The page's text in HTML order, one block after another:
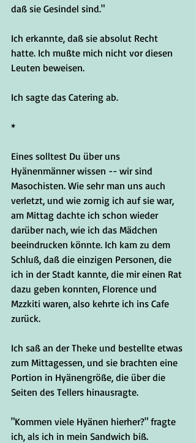
daß sie Gesindel sind."
Ich erkannte, daß sie absolut Recht
hatte. Ich mußte mich nicht vor diesen
Leuten beweisen.
Ich sagte das Catering ab.
*
Eines solltest Du über uns
Hyänenmänner wissen -- wir sind
Masochisten. Wie sehr man uns auch
verletzt, und wie zornig ich auf sie war,
am Mittag dachte ich schon wieder
darüber nach, wie ich das Mädchen
beeindrucken könnte. Ich kam zu dem
Schluß, daß die einzigen Personen, die
ich in der Stadt kannte, die mir einen Rat
dazu geben konnten, Florence und
Mzzkiti waren, also kehrte ich ins Cafe
zurück.
Ich saß an der Theke und bestellte etwas
zum Mittagessen, und sie brachten eine
Portion in Hyänengröße, die über die
Seiten des Tellers hinausragte.
"Kommen viele Hyänen hierher?" fragte
ich, als ich in mein Sandwich biß.